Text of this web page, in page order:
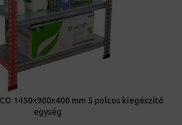
1450x900x400 mm 5 polcos kiegészítő
egység